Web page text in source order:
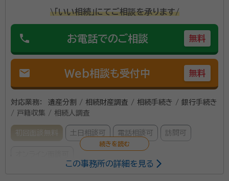
\「いい相続」にてご相談を承ります/
phone お電話でのご相談 無料
mail Web相談も受付中 無料
対応業務：
遺産分割 / 相続財産調査 / 相続手続き / 銀行手続き
/ 戸籍収集 / 相続人調査
初回面談無料 土日相談可 電話相談可 訪問可
この事務所の詳細を見る